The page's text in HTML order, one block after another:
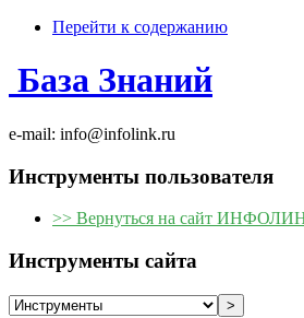
Перейти к содержанию
База Знаний
e-mail: info@infolink.ru
Инструменты пользователя
>> Вернуться на сайт
Инструменты сайта